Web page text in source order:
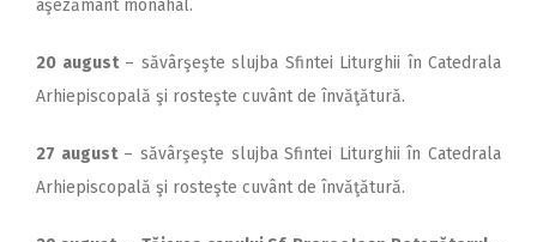
aşezământ monahal.
20 august– săvârşeşte slujba Sfintei Liturghii în Catedrala
Arhiepiscopală şi rosteşte cuvânt de învăţătură.
27 august– săvârşeşte slujba Sfintei Liturghii în Catedrala
Arhiepiscopală şi rosteşte cuvânt de învăţătură.